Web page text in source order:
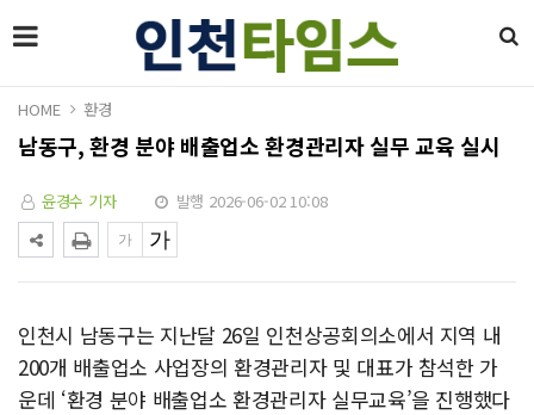
HOME 환경
남동구, 환경 분야 배출업소 환경관리자 실무 교육 실시
윤경수 기자 발행 2026-06-02 10:08
인천시 남동구는 지난달 26일 인천상공회의소에서 지역 내
200개 배출업소 사업장의 환경관리자 및 대표가 참석한 가
운데 ‘환경 분야 배출업소 환경관리자 실무교육’을 진행했다